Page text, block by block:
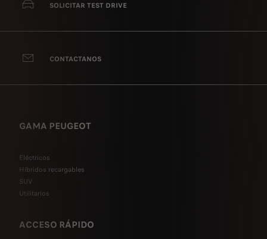
SOLICITAR TEST DRIVE
CONTACTANOS
GAMA PEUGEOT
Eléctricos
Híbridos recargables
SUV
Utilitarios
ACCESO RÁPIDO